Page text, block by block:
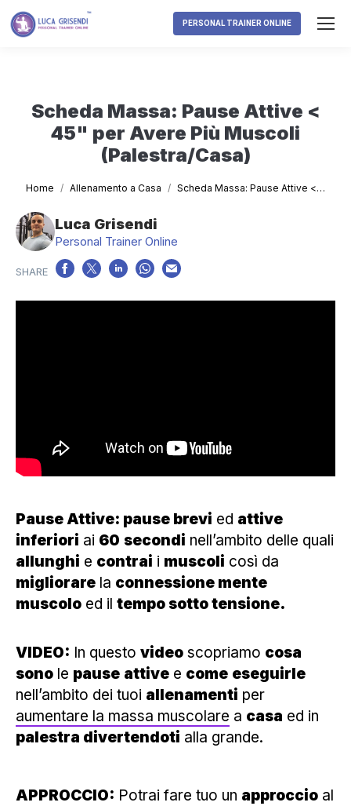
PERSONAL TRAINER ONLINE
Scheda Massa: Pause Attive <
45" per Avere Più Muscoli
(Palestra/Casa)
Tu sei qui:
Home Allenamento a Casa Scheda Massa: Pause Attive <…
Luca Grisendi
Personal Trainer Online
Pause Attive: pause brevi ed attive
inferiori ai 60 secondi nell’ambito delle quali
allunghi e contrai i muscoli così da
migliorare la connessione mente
muscolo ed il tempo sotto tensione.
VIDEO: In questo video scopriamo cosa
sono le pause attive e come eseguirle
nell’ambito dei tuoi allenamenti per
aumentare la massa muscolare a casa ed in
palestra divertendoti alla grande.
APPROCCIO: Potrai fare tuo un approccio al